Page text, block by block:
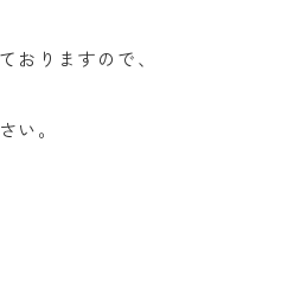
おりますので、
い。